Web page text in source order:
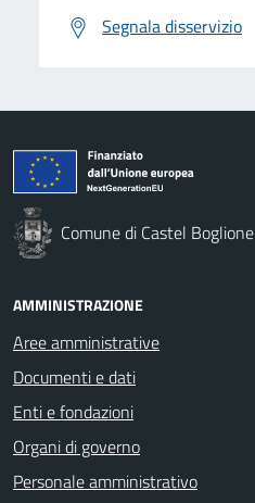
Segnala disservizio
Comune di Castel Boglione
AMMINISTRAZIONE
Aree amministrative
Documenti e dati
Enti e fondazioni
Organi di governo
Personale amministrativo